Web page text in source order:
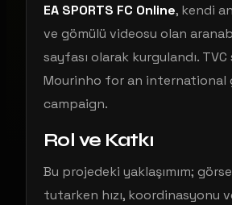
EA SPORTS FC Online, kendi
ve gömülü videosu olan
sayfası olarak kurgulandı.
Mourinho for an international
campaign.
Rol ve Katkı
Bu projedeki yaklaşımım;
tutarken hızı, koordinasyonu